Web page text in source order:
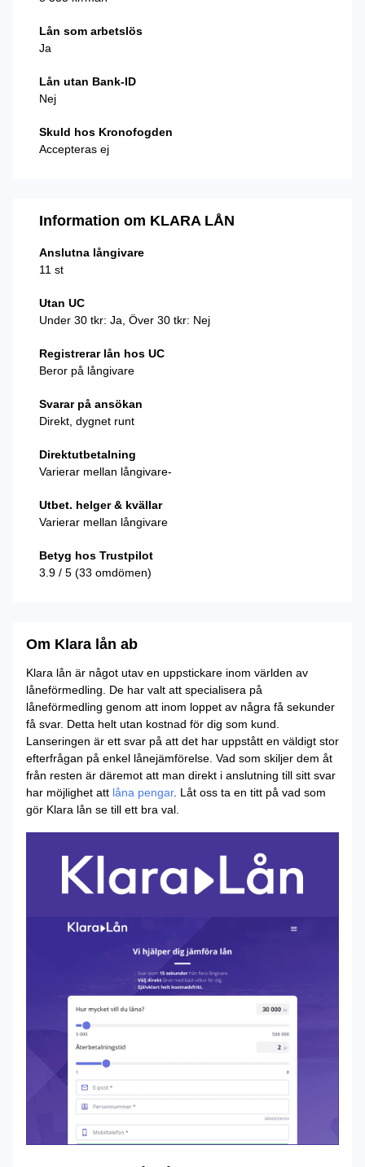
Lån som arbetslös
Ja
Lån utan Bank-ID
Nej
Skuld hos Kronofogden
Accepteras ej
Information om KLARA LÅN
Anslutna långivare
11 st
Utan UC
Under 30 tkr: Ja, Över 30 tkr: Nej
Registrerar lån hos UC
Beror på långivare
Svarar på ansökan
Direkt, dygnet runt
Direktutbetalning
Varierar mellan långivare-
Utbet. helger & kvällar
Varierar mellan långivare
Betyg hos Trustpilot
3.9 / 5 (33 omdömen)
Om Klara lån ab
Klara lån är något utav en uppstickare inom världen av
låneförmedling. De har valt att specialisera på
låneförmedling genom att inom loppet av några få sekunder
få svar. Detta helt utan kostnad för dig som kund.
Lanseringen är ett svar på att det har uppstått en väldigt stor
efterfrågan på enkel lånejämförelse. Vad som skiljer dem åt
från resten är däremot att man direkt i anslutning till sitt svar
har möjlighet att låna pengar. Låt oss ta en titt på vad som
gör Klara lån se till ett bra val.